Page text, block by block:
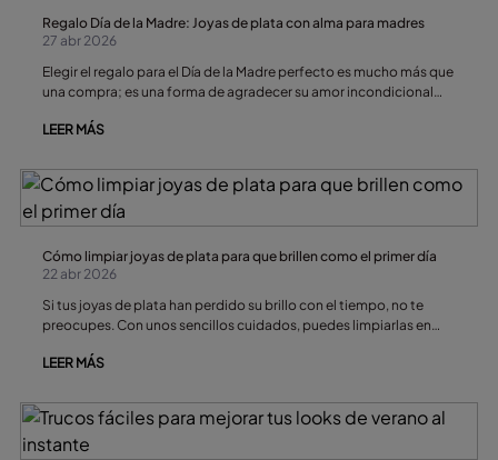
Regalo Día de la Madre: Joyas de plata con alma para madres
27 abr 2026
Elegir el regalo para el Día de la Madre perfecto es mucho más que
una compra; es una forma de agradecer su amor incondicional
predilecta por su brillo, durabilidad y ese significado emocional
LEER MÁS
Cómo limpiar joyas de plata para que brillen como el primer día
22 abr 2026
Si tus joyas de plata han perdido su brillo con el tiempo, no te
preocupes. Con unos sencillos cuidados, puedes limpiarlas en
LEER MÁS